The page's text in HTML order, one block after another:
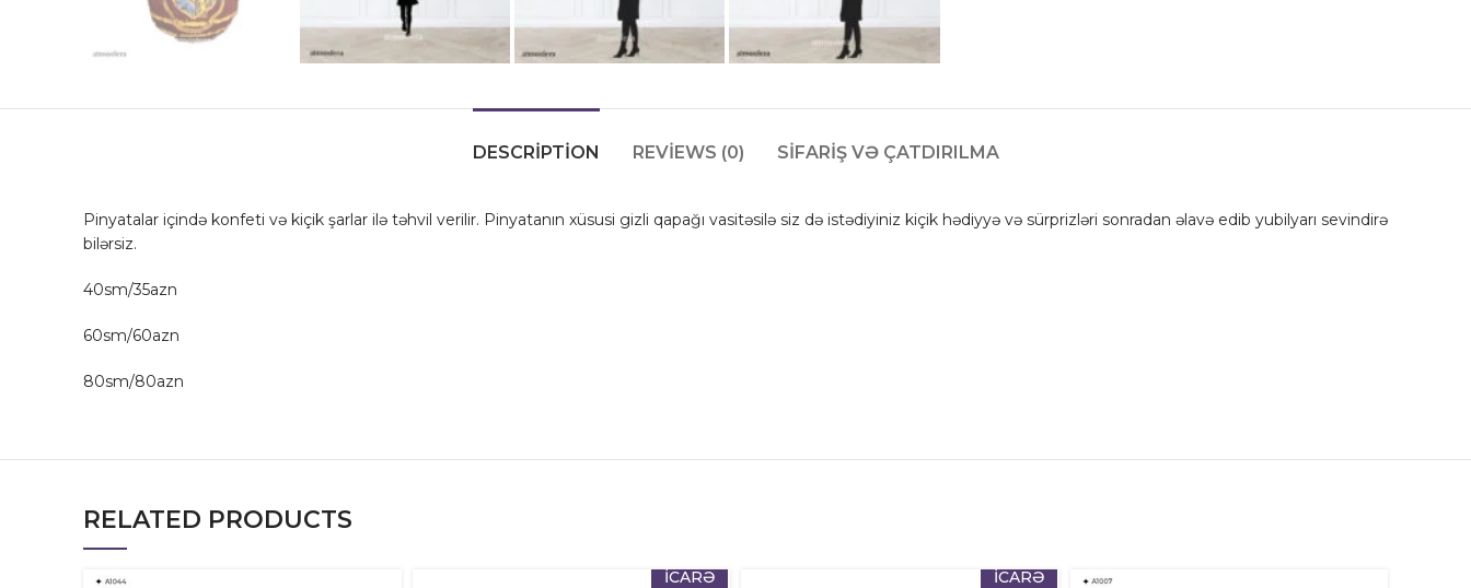
DESCRIPTION REVIEWS (0) SIFARIŞ VƏ ÇATDIRILMA
Pinyatalar içində konfeti və kiçik şarlar ilə təhvil verilir. Pinyatanın xüsusi gizli qapağı vasitəsilə siz də istədiyiniz kiçik hədiyyə və sürprizləri sonradan əlavə edib yubilyarı sevindirə
bilərsiz.
40sm/35azn
60sm/60azn
80sm/80azn
RELATED PRODUCTS
İCARƏ İCARƏ